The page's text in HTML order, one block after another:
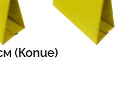
(Копие)